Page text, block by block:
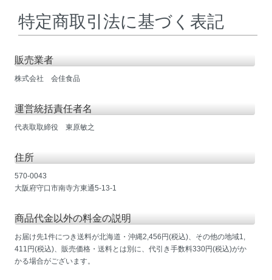
特定商取引法に基づく表記
販売業者
株式会社 会佳食品
運営統括責任者名
代表取取締役 東原敏之
住所
570-0043
大阪府守口市南寺方東通5-13-1
商品代金以外の料金の説明
お届け先1件につき送料が北海道・沖縄2,456円(税込)、その他の地域1,
411円(税込)、販売価格・送料とは別に、代引き手数料330円(税込)がか
かる場合がございます。